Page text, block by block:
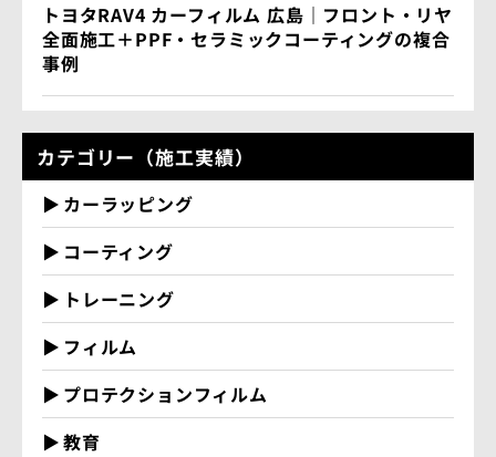
トヨタRAV4 カーフィルム 広島｜フロント・リヤ
全面施工＋PPF・セラミックコーティングの複合
事例
カテゴリー（施工実績）
カーラッピング
コーティング
トレーニング
フィルム
プロテクションフィルム
教育